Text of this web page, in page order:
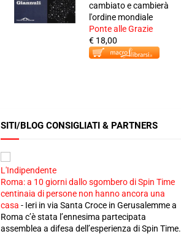
cambiato e cambierà
l'ordine mondiale
Ponte alle Grazie
€ 18,00
SITI/BLOG CONSIGLIATI & PARTNERS
L'Indipendente
Roma: a 10 giorni dallo sgombero di Spin Time
centinaia di persone non hanno ancora una
casa - Ieri in via Santa Croce in Gerusalemme a
Roma c’è stata l’ennesima partecipata
assemblea a difesa dell’esperienza di Spin Time.